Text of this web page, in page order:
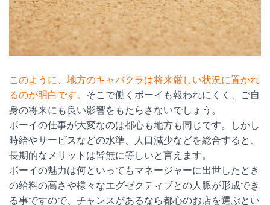
このように、地方のキャバクラは将来厳しい状況に置かれ
るのが明白です。 そこで働くボーイも報われにくく、ご自
身の将来にも良い影響をもたらさないでしょう。
ボーイの仕事が大変なのは都心も地方も同じです。しかし
時給やサービスなどの水準、人口減少などを総合すると、
長期的なメリットは皆無に等しいと言えます。
ボーイの魅力は何といってもマネージャーに出世したとき
の給料の高さや様々なエグゼクティブとの人脈が形成でき
る事ですので、チャンスがあるなら都心のお店を選ぶとい